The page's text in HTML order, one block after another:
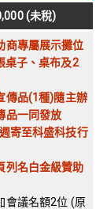
(未稅)
商專屬展示攤位
桌子、桌布及2
傳品(1種)隨主辦
品一同發放
寄至科盛科技行
列名白金級贊助
會議名額2位 (原